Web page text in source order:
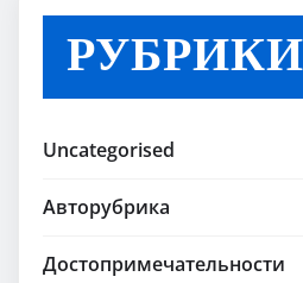
РУБРИКИ
Uncategorised
Авторубрика
Достопримечательности